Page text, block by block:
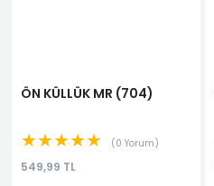
ÖN KÜLLÜK MR (704)
★★★★★ 0 Yorum
549,99 TL